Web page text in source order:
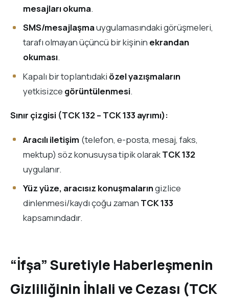
mesajları okuma.
SMS/mesajlaşmauygulamasındaki görüşmeleri,
tarafı olmayan üçüncü bir kişinin ekrandan
okuması.
Kapalı bir toplantıdaki özel yazışmaların
yetkisizce görüntülenmesi.
Sınır çizgisi (TCK 132 – TCK 133 ayrımı):
Aracılı iletişim (telefon, e-posta, mesaj, faks,
mektup) söz konusuysa tipik olarakTCK 132
uygulanır.
Yüz yüze, aracısız konuşmalarıngizlice
dinlenmesi/kaydı çoğu zaman TCK 133
kapsamındadır.
“İfşa” Suretiyle Haberleşmenin
Gizliliğinin İhlali ve Cezası (TCK